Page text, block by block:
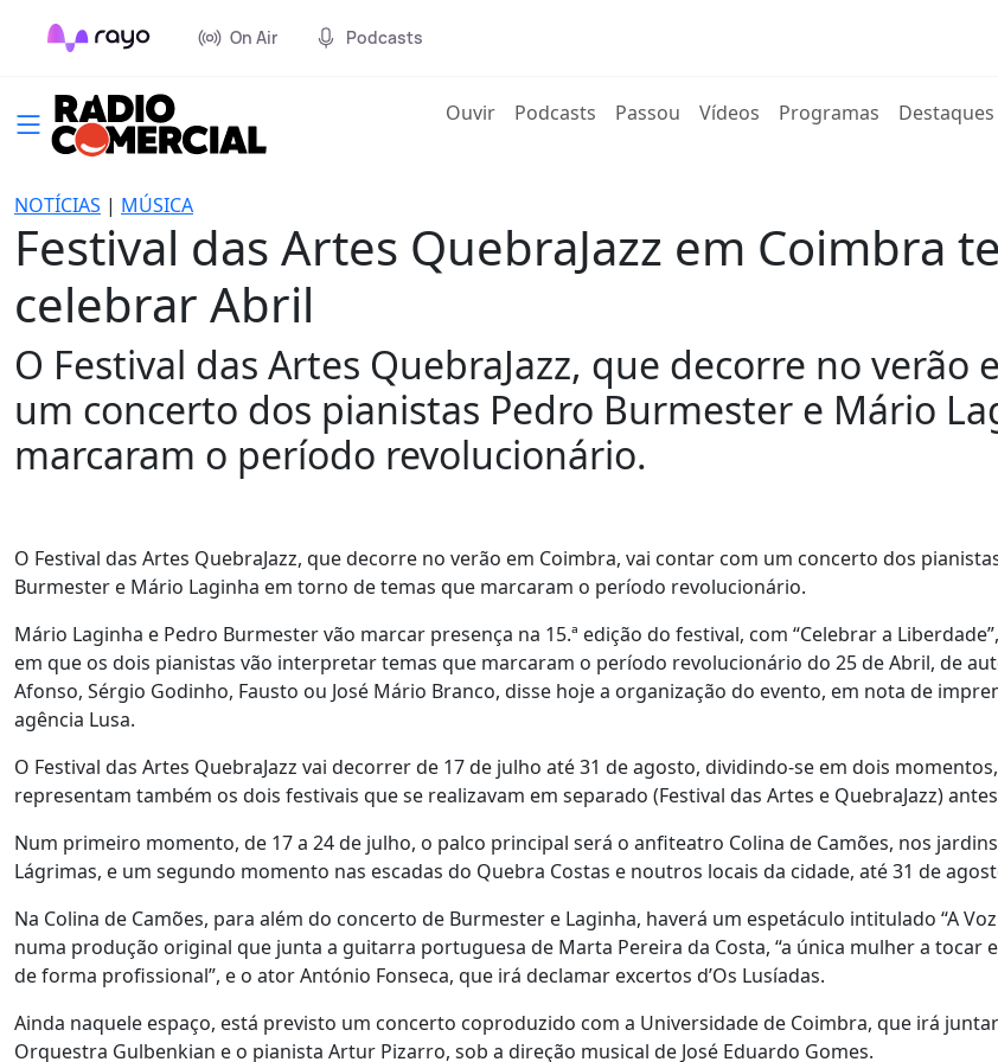
On Air Podcasts
Ouvir(current)
Podcasts Passou Vídeos Programas Destaques
NOTÍCIAS | MÚSICA
Festival das Artes QuebraJazz em Coimbra
celebrar Abril
O Festival das Artes QuebraJazz, que decorre no
um concerto dos pianistas Pedro Burmester e Mário
marcaram o período revolucionário.
O Festival das Artes QuebraJazz, que decorre no verão em Coimbra, vai contar com um concerto dos
Burmester e Mário Laginha em torno de temas que marcaram o período revolucionário.
Mário Laginha e Pedro Burmester vão marcar presença na 15.ª edição do festival, com “Celebrar a
em que os dois pianistas vão interpretar temas que marcaram o período revolucionário do 25 de Abril, de
Afonso, Sérgio Godinho, Fausto ou José Mário Branco, disse hoje a organização do evento, em nota de
agência Lusa.
O Festival das Artes QuebraJazz vai decorrer de 17 de julho até 31 de agosto, dividindo-se em dois
representam também os dois festivais que se realizavam em separado (Festival das Artes e QuebraJazz)
Num primeiro momento, de 17 a 24 de julho, o palco principal será o anfiteatro Colina de Camões, nos
Lágrimas, e um segundo momento nas escadas do Quebra Costas e noutros locais da cidade, até 31 de
Na Colina de Camões, para além do concerto de Burmester e Laginha, haverá um espetáculo intitulado “A Voz
numa produção original que junta a guitarra portuguesa de Marta Pereira da Costa, “a única mulher a tocar
de forma profissional”, e o ator António Fonseca, que irá declamar excertos d’Os Lusíadas.
Ainda naquele espaço, está previsto um concerto coproduzido com a Universidade de Coimbra, que irá
Orquestra Gulbenkian e o pianista Artur Pizarro, sob a direção musical de José Eduardo Gomes.